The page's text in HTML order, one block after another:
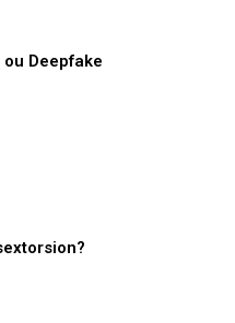
ou Deepfake